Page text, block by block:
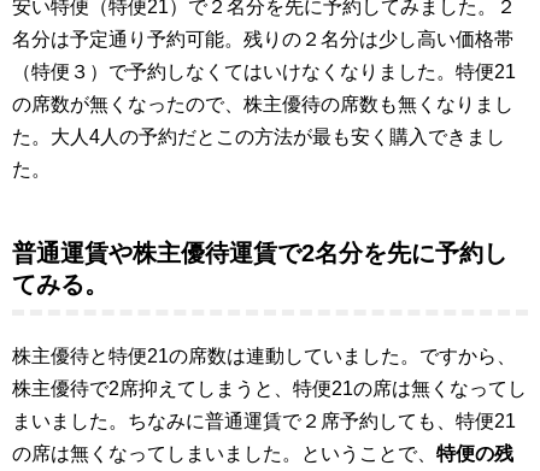
安い特便（特便21）で２名分を先に予約してみました。２
名分は予定通り予約可能。残りの２名分は少し高い価格帯
（特便３）で予約しなくてはいけなくなりました。特便21
の席数が無くなったので、株主優待の席数も無くなりまし
た。大人4人の予約だとこの方法が最も安く購入できまし
た。
普通運賃や株主優待運賃で2名分を先に予約し
てみる。
株主優待と特便21の席数は連動していました。ですから、
株主優待で2席抑えてしまうと、特便21の席は無くなってし
まいました。ちなみに普通運賃で２席予約しても、特便21
の席は無くなってしまいました。ということで、 特便の残